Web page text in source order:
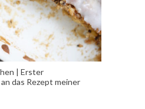
| Erster
das Rezept meiner